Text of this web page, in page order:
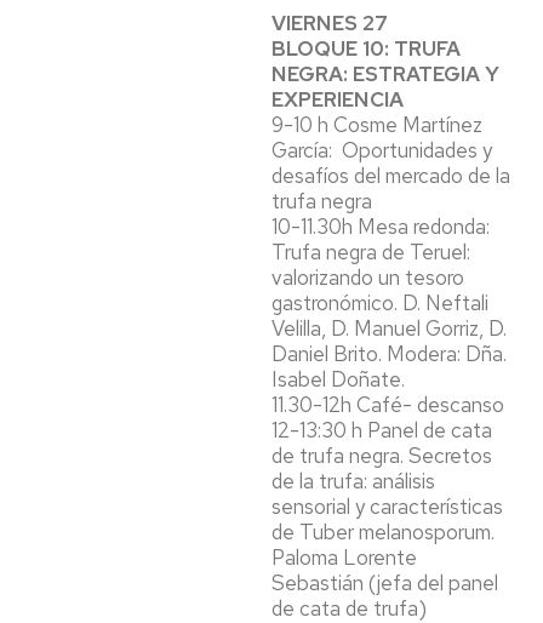
VIERNES 27
BLOQUE 10: TRUFA
NEGRA: ESTRATEGIA Y
EXPERIENCIA
9-10 h Cosme Martínez
García: Oportunidades y
desafíos del mercado de la
trufa negra
10-11.30h Mesa redonda:
Trufa negra de Teruel:
valorizando un tesoro
gastronómico. D. Neftali
Velilla, D. Manuel Gorriz, D.
Daniel Brito. Modera: Dña.
Isabel Doñate.
11.30-12h Café- descanso
12-13:30 h Panel de cata
de trufa negra. Secretos
de la trufa: análisis
sensorial y características
de Tuber melanosporum.
Paloma Lorente
Sebastián (jefa del panel
de cata de trufa)